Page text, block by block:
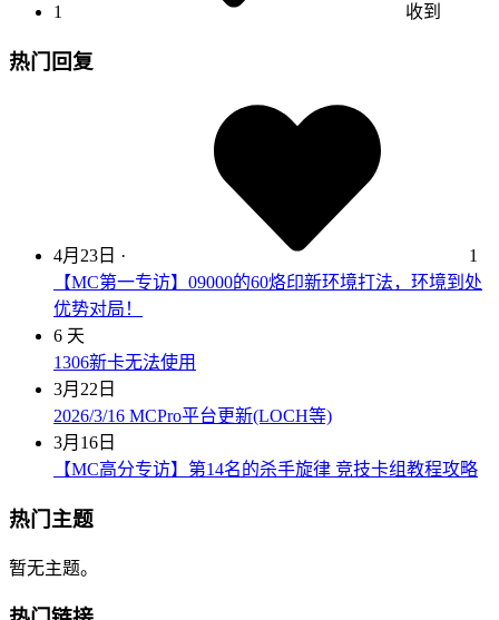
1 收到
热门回复
4月23日 ·
1
【MC第一专访】09000的60烙印新环境打法，环境到处
优势对局！
6 天
1306新卡无法使用
3月22日
2026/3/16 MCPro平台更新(LOCH等)
3月16日
【MC高分专访】第14名的杀手旋律 竞技卡组教程攻略
热门主题
暂无主题。